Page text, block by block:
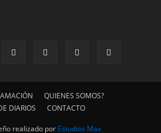
QUIENES SOMOS?
DIARIOS
CONTACTO
realizado por Estudios Max